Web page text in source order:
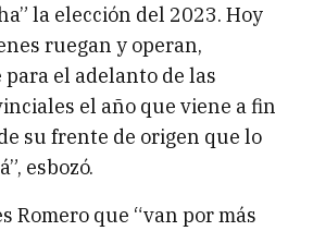
la elección del 2023. Hoy
ruegan y operan,
el adelanto de las
el año que viene a fin
su frente de origen que lo
esbozó.
Romero que “van por más